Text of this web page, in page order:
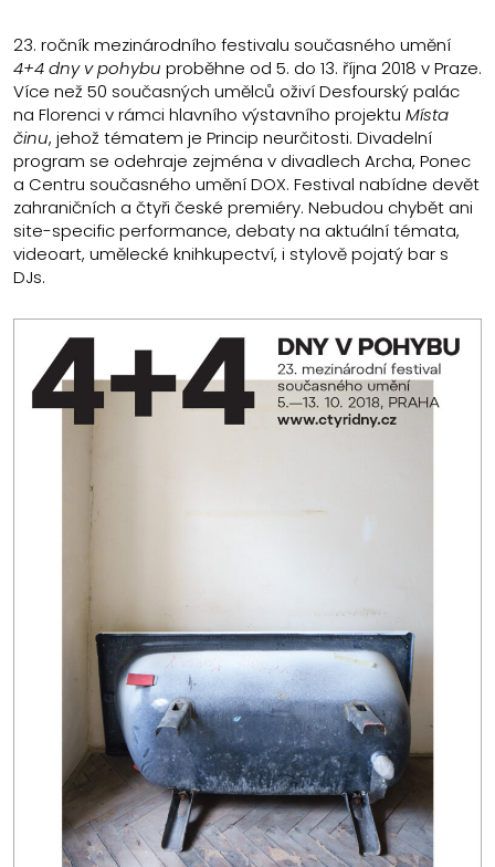
23. ročník mezinárodního festivalu současného umění
4+4 dny v pohybu proběhne od 5. do 13. října 2018 v Praze.
Více než 50 současných umělců oživí Desfourský palác
na Florenci v rámci hlavního výstavního projektu Místa
činu, jehož tématem je Princip neurčitosti. Divadelní
program se odehraje zejména v divadlech Archa, Ponec
a Centru současného umění DOX. Festival nabídne devět
zahraničních a čtyři české premiéry. Nebudou chybět ani
site-specific performance, debaty na aktuální témata,
videoart, umělecké knihkupectví, i stylově pojatý bar s
DJs.